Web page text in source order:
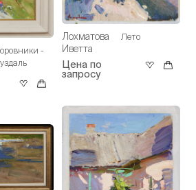
-
Лохматова
Иветта
Лето
Цена по
запросу